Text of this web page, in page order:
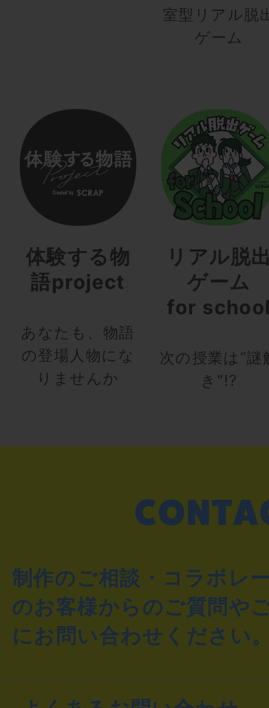
室型リアル脱
ゲーム
体験する物
語project
あなたも、物語
の登場人物にな
りませんか
リアル脱
ゲーム
for
次の授業は“謎
き”!?
制作のご相談・コラボレ
のお客様からのご質問や
にお問い合わせください